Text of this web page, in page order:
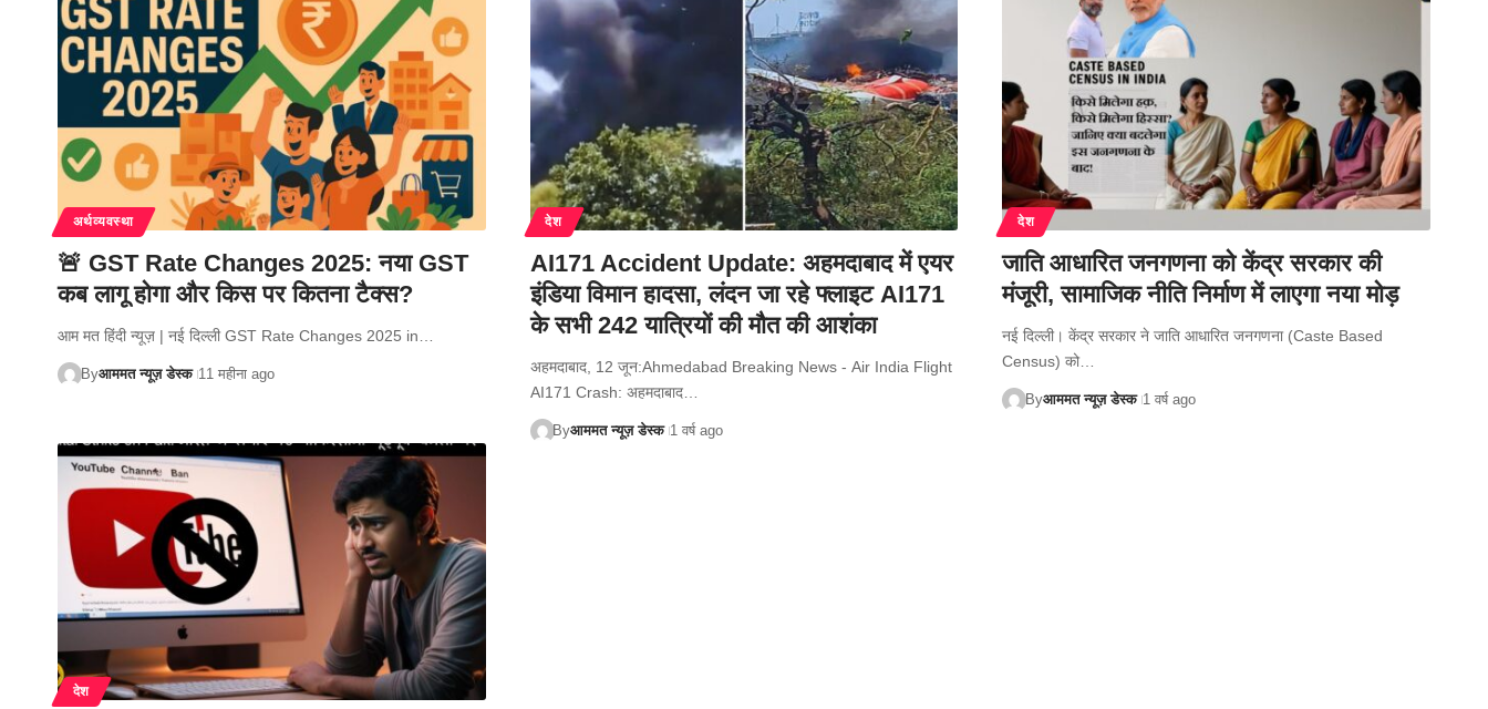
अर्थव्यवस्था
🚨 GST Rate Changes 2025: नया GST
कब लागू होगा और किस पर कितना टैक्स?
आम मत हिंदी न्यूज़ | नई दिल्ली GST Rate Changes 2025 in…
Byआममत न्यूज़ डेस्क 11 महीना ago
देश
AI171 Accident Update: अहमदाबाद में एयर
इंडिया विमान हादसा, लंदन जा रहे फ्लाइट AI171
के सभी 242 यात्रियों की मौत की आशंका
अहमदाबाद, 12 जून:Ahmedabad Breaking News - Air India Flight
AI171 Crash: अहमदाबाद…
Byआममत न्यूज़ डेस्क 1 वर्ष ago
देश
जाति आधारित जनगणना को केंद्र सरकार की
मंजूरी, सामाजिक नीति निर्माण में लाएगा नया मोड़
नई दिल्ली। केंद्र सरकार ने जाति आधारित जनगणना (Caste Based
Census) को…
Byआममत न्यूज़ डेस्क 1 वर्ष ago
देश